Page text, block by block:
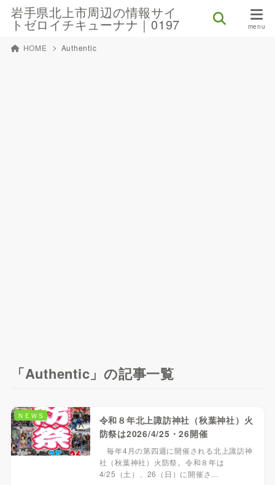
岩手県北上市周辺の情報サイ
トゼロイチキューナナ｜0197
HOME Authentic
「Authentic」の記事一覧
令和８年北上諏訪神社（秋葉神社）火
防祭は2026/4/25・26開催
毎年4月の第四週に開催される北上諏訪神
社（秋葉神社）火防祭。令和８年は
4/25（土）、26（日）に開催さ…
ＮＥＷＳ